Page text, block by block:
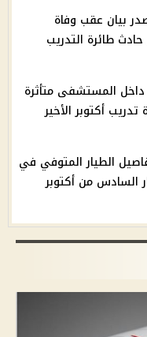
بيان عقب وفاة
طائرة التدريب
داخل المستشفى متأثرة
أكتوبر الأخير
الطيار المتوفي في
السادس من أكتوبر